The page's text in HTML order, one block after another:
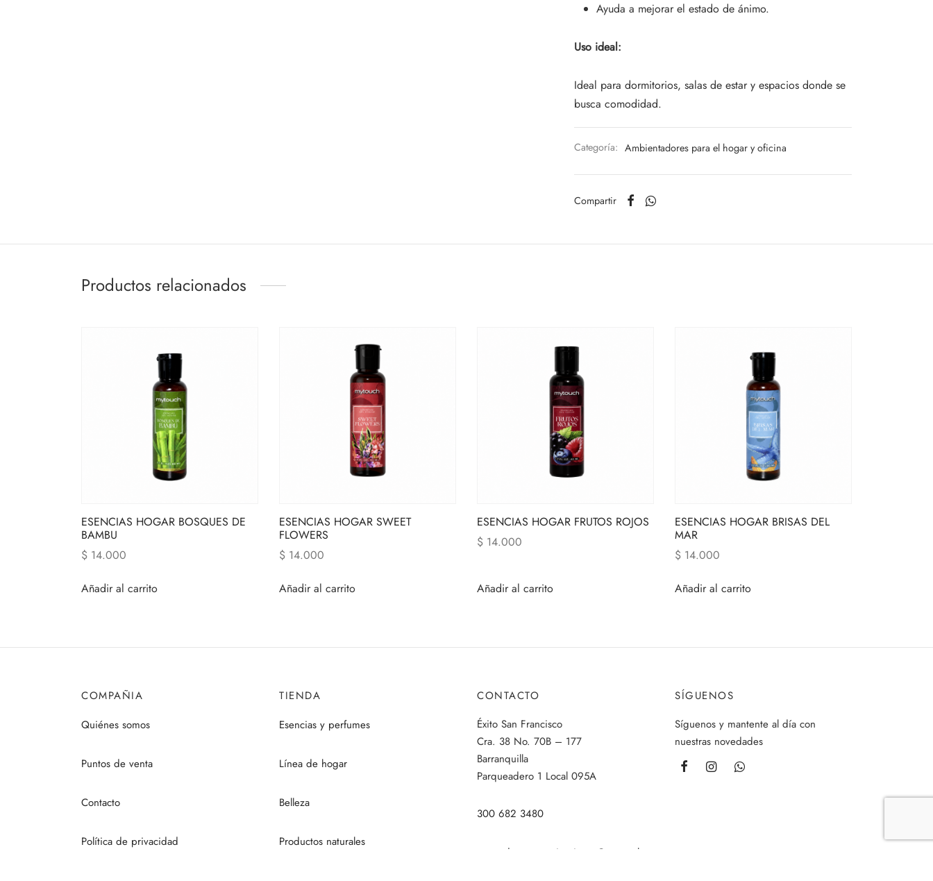
Ayuda a mejorar el estado de ánimo.
Uso ideal:
Ideal para dormitorios, salas de estar y espacios donde se
busca comodidad.
Categoría: Ambientadores para el hogar y oficina
Compartir
Productos relacionados
ESENCIAS HOGAR BOSQUES DE
BAMBU
$ 14.000
Añadir al carrito
ESENCIAS HOGAR SWEET
FLOWERS
$ 14.000
Añadir al carrito
ESENCIAS HOGAR FRUTOS ROJOS
$ 14.000
Añadir al carrito
ESENCIAS HOGAR BRISAS DEL
MAR
$ 14.000
Añadir al carrito
COMPAÑIA
Quiénes somos
Puntos de venta
Contacto
Política de privacidad
TIENDA
Esencias y perfumes
Línea de hogar
Belleza
Productos naturales
CONTACTO
Éxito San Francisco
Cra. 38 No. 70B – 177
Barranquilla
Parqueadero 1 Local 095A
300 682 3480
mercadeoycomunicaciones@mytouch.com.co
SÍGUENOS
Síguenos y mantente al día con
nuestras novedades